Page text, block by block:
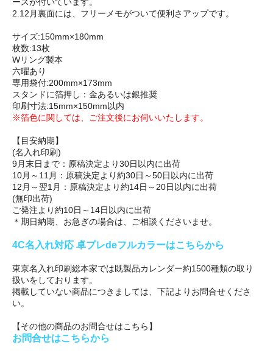
2.12月裏面には、フリーメモがついて便利さアップです。
サイズ:150mm×180mm
枚数:13枚
Wリング製本
六曜あり
専用袋付:200mm×173mm
スタンドに箔押し：金あるいは銀推奨
印刷寸法:15mm×150mm以内
※箔色に関しては、ご注文後にお伺いいたします。
【目安納期】
(名入れ印刷)
9月末日まで：原稿決定より30日以内に出荷
10月～11月：原稿決定より約30日～50日以内に出荷
12月～翌1月：原稿決定より約14日～20日以内に出荷
(無印出荷)
ご発注より約10日～14日以内に出荷
＊期日納期、お急ぎの場合は、ご相談くださいませ。
4C名入れ対応 卓プレdeフルカラーはこちらから
東京名入れ印刷総本家では既製品カレンダー約1500種類の取り
扱いをしております。
掲載していない商品につきましては、下記よりお問合せくださ
い。
【その他の商品のお問合せはこちら】
お問合せはこちらから